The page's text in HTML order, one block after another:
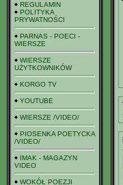
REGULAMIN
POLITYKA
PRYWATNOŚCI
PARNAS - POECI -
WIERSZE
WIERSZE
UŻYTKOWNIKÓW
KORGO TV
YOUTUBE
WIERSZE /VIDEO/
PIOSENKA POETYCKA
/VIDEO/
IMAK - MAGAZYN
VIDEO
WOKÓŁ POEZJI